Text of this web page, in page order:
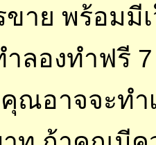
าย พร้อมมี
ำลองทำฟรี
ณอาจจะทำ